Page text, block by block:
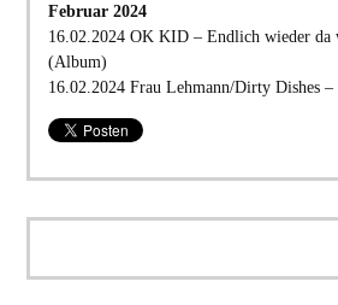
Februar 2024
16.02.2024 OK KID – Endlich wieder da
(Album)
16.02.2024 Frau Lehmann/Dirty Dishes –